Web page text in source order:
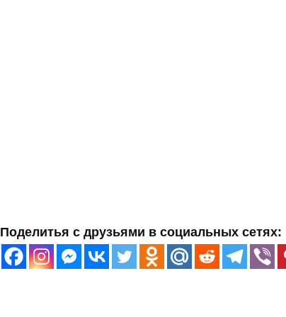
Поделитья с друзьями в социальных сетях: